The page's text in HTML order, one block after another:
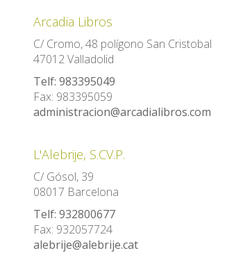
Arcadia Libros
C/ Cromo, 48 polígono San Cristobal
47012 Valladolid
Telf: 983395049
Fax: 983395059
administracion@arcadialibros.com
L'Alebrije, S.CV.P.
C/ Gósol, 39
08017 Barcelona
Telf: 932800677
Fax: 932057724
alebrije@alebrije.cat